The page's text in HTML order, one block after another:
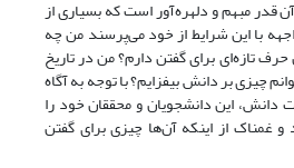
قدر مبهم و دلهره‌آور است که بسیاری از
با این شرایط از خود می‌پرسند من چه
حرف تازه‌ای برای گفتن دارم؟ من در تاریخ
چیزی بر دانش بیفزایم؟ با توجه به آگاه
این دانشجویان و محققان خود را
غمناک از اینکه آن‌ها چیزی برای گفتن